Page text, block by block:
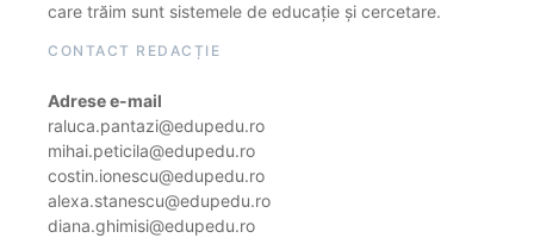
care trăim sunt sistemele de educație și cercetare.
CONTACT REDACȚIE
Adrese e-mail
raluca.pantazi@edupedu.ro
mihai.peticila@edupedu.ro
costin.ionescu@edupedu.ro
alexa.stanescu@edupedu.ro
diana.ghimisi@edupedu.ro